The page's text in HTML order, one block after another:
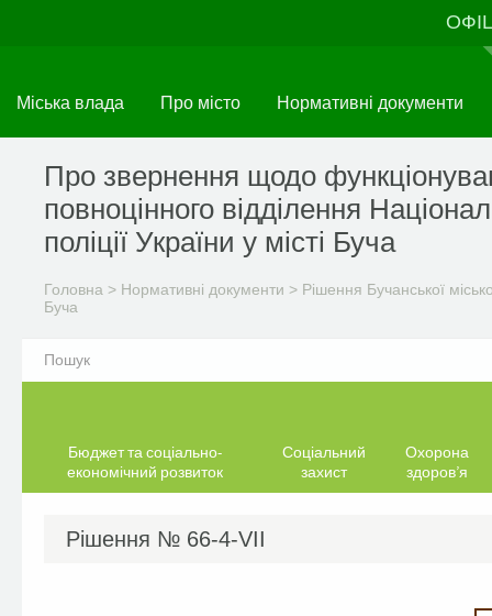
Міська влада Про місто Нормативні документи
Про звернення щодо
повноцінного відділення
поліції України у місті Буча
Головна > Нормативні документи > Рішення Бучанської
Буча
Бюджет та соціально-
економічний розвиток
Соціальний
захист
Охорона
здоров’я
Рішення № 66-4-VІІ